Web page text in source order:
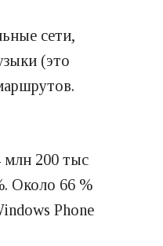
сети,
(это
млн 200 тыс
Около 66 %
Phone